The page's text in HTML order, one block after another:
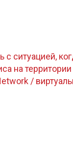
с ситуацией,
на
/